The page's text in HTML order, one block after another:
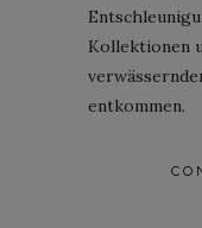
Kollektionen
entkommen.